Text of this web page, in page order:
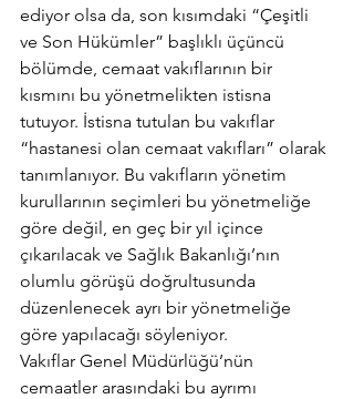
ediyor olsa da, son kısımdaki “Çeşitli
ve Son Hükümler” başlıklı üçüncü
bölümde, cemaat vakıflarının bir
kısmını bu yönetmelikten istisna
tutuyor. İstisna tutulan bu vakıflar
“hastanesi olan cemaat vakıfları” olarak
tanımlanıyor. Bu vakıfların yönetim
kurullarının seçimleri bu yönetmeliğe
göre değil, en geç bir yıl içince
çıkarılacak ve Sağlık Bakanlığı’nın
olumlu görüşü doğrultusunda
düzenlenecek ayrı bir yönetmeliğe
göre yapılacağı söyleniyor.
Vakıflar Genel Müdürlüğü’nün
cemaatler arasındaki bu ayrımı